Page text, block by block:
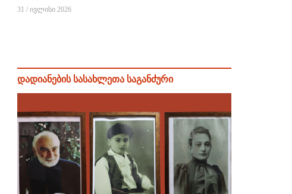
31 / ივლისი 2026
დადიანების სასახლეთა საგანძური